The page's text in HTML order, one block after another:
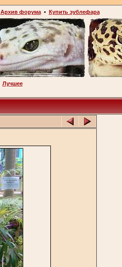
Архив форума• Купить эублефара
Лучшее